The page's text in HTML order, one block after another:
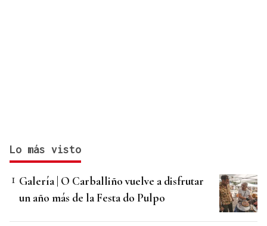
Lo más visto
Galería | O Carballiño vuelve a disfrutar
un año más de la Festa do Pulpo